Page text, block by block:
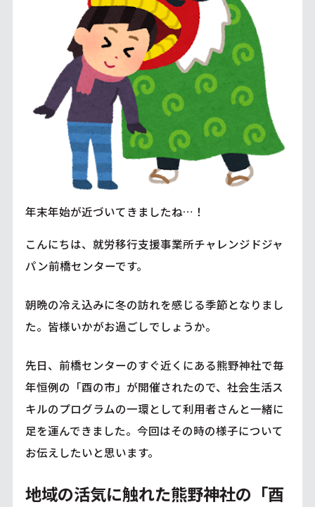
年末年始が近づいてきましたね…！
こんにちは、就労移行支援事業所チャレンジドジャ
パン前橋センターです。
朝晩の冷え込みに冬の訪れを感じる季節となりまし
た。皆様いかがお過ごしでしょうか。
先日、前橋センターのすぐ近くにある熊野神社で毎
年恒例の「酉の市」が開催されたので、社会生活ス
キルのプログラムの一環として利用者さんと一緒に
足を運んできました。今回はその時の様子について
お伝えしたいと思います。
地域の活気に触れた熊野神社の「酉